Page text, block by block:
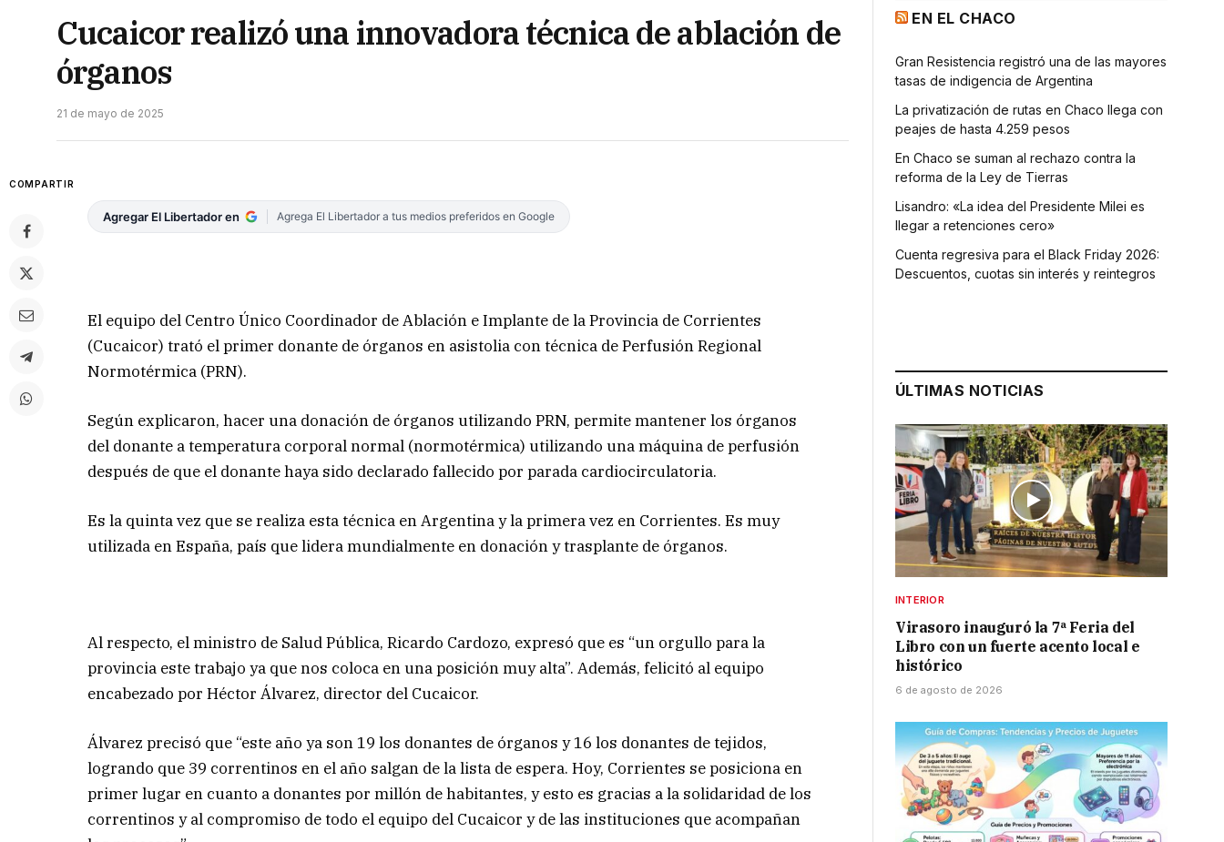
Cucaicor realizó una innovadora técnica de ablación de
órganos
21 de mayo de 2025
COMPARTIR
Agregar El Libertador en Agrega El Libertador a tus medios preferidos en Google
El equipo del Centro Único Coordinador de Ablación e Implante de la Provincia de Corrientes
(Cucaicor) trató el primer donante de órganos en asistolia con técnica de Perfusión Regional
Normotérmica (PRN).
Según explicaron, hacer una donación de órganos utilizando PRN, permite mantener los órganos
del donante a temperatura corporal normal (normotérmica) utilizando una máquina de perfusión
después de que el donante haya sido declarado fallecido por parada cardiocirculatoria.
Es la quinta vez que se realiza esta técnica en Argentina y la primera vez en Corrientes. Es muy
utilizada en España, país que lidera mundialmente en donación y trasplante de órganos.
Al respecto, el ministro de Salud Pública, Ricardo Cardozo, expresó que es “un orgullo para la
provincia este trabajo ya que nos coloca en una posición muy alta”. Además, felicitó al equipo
encabezado por Héctor Álvarez, director del Cucaicor.
Álvarez precisó que “este año ya son 19 los donantes de órganos y 16 los donantes de tejidos,
logrando que 39 correntinos en el año salgan de la lista de espera. Hoy, Corrientes se posiciona en
primer lugar en cuanto a donantes por millón de habitantes, y esto es gracias a la solidaridad de los
correntinos y al compromiso de todo el equipo del Cucaicor y de las instituciones que acompañan
EN EL CHACO
Gran Resistencia registró una de las mayores
tasas de indigencia de Argentina
La privatización de rutas en Chaco llega con
peajes de hasta 4.259 pesos
En Chaco se suman al rechazo contra la
reforma de la Ley de Tierras
Lisandro: «La idea del Presidente Milei es
llegar a retenciones cero»
Cuenta regresiva para el Black Friday 2026:
Descuentos, cuotas sin interés y reintegros
ÚLTIMAS NOTICIAS
INTERIOR
Virasoro inauguró la 7ª Feria del
Libro con un fuerte acento local e
histórico
6 de agosto de 2026